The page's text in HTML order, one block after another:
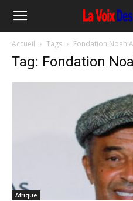
Accueil Tags Fondation Noah
Tag: Fondation
Afrique